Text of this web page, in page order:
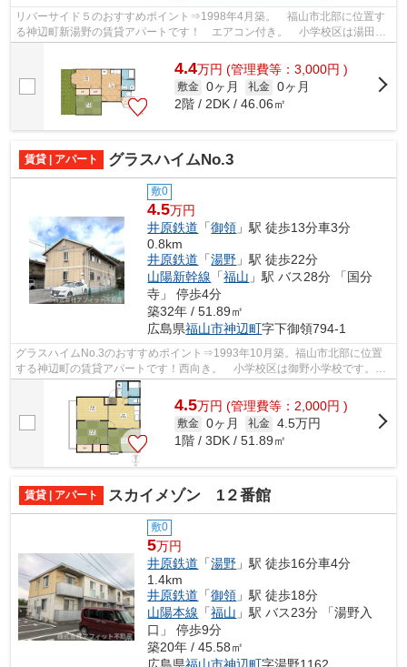
リバーサイド５のおすすめポイント⇒1998年4月築。 福山市北部に位置す
る神辺町新湯野の賃貸アパートです！ エアコン付き。 小学校区は湯田小
学校です。 徒歩約5分のところにコンビ...
4.4万円 (管理費等：3,000円 )
敷金 0ヶ月 礼金 0ヶ月
2階 / 2DK / 46.06㎡
賃貸 | アパート グラスハイムNo.3
敷0
4.5万円
井原鉄道 「御領 」駅 徒歩13分車3分
0.8km
井原鉄道 「湯野 」駅 徒歩22分
山陽新幹線 「福山 」駅 バス28分 「国分
寺」 停歩4分
築32年 / 51.89㎡
広島県福山市神辺町字下御領794-1
グラスハイムNo.3のおすすめポイント⇒1993年10月築。福山市北部に位置
する神辺町の賃貸アパートです！西向き。 小学校区は御野小学校です。
コンビニまで徒歩約4分の距離なのでちょ...
4.5万円 (管理費等：2,000円 )
敷金 0ヶ月 礼金 4.5万円
1階 / 3DK / 51.89㎡
賃貸 | アパート スカイメゾン 1２番館
敷0
5万円
井原鉄道 「湯野 」駅 徒歩16分車4分
1.4km
井原鉄道 「御領 」駅 徒歩18分
山陽本線 「福山 」駅 バス23分 「湯野入
口」 停歩9分
築20年 / 45.58㎡